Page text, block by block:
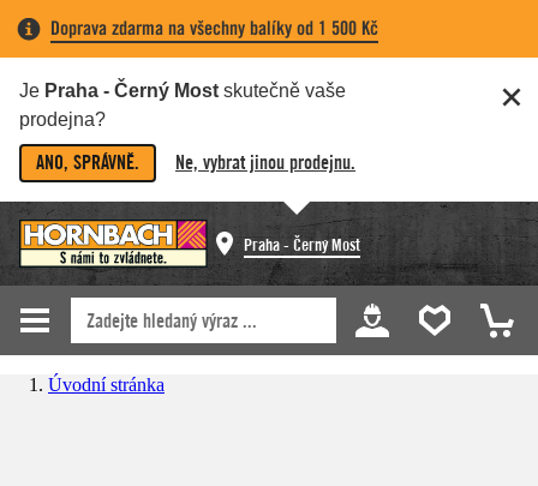
Doprava zdarma na všechny balíky od 1 500 Kč
Je Praha - Černý Most skutečně vaše
prodejna?
ANO, SPRÁVNĚ. Ne, vybrat jinou prodejnu.
Praha - Černý Most
Úvodní stránka